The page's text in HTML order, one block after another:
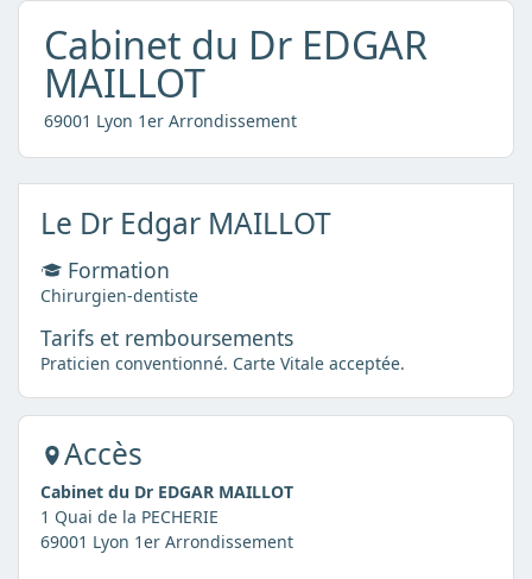
Cabinet du Dr EDGAR
MAILLOT
69001 Lyon 1er Arrondissement
Le Dr Edgar MAILLOT
Formation
Chirurgien-dentiste
Tarifs et remboursements
Praticien conventionné. Carte Vitale acceptée.
Accès
Cabinet du Dr EDGAR MAILLOT
1 Quai de la PECHERIE
69001 Lyon 1er Arrondissement